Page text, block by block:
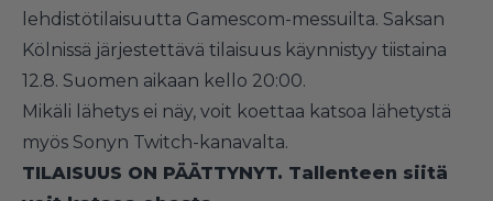
lehdistötilaisuutta Gamescom-messuilta. Saksan
Kölnissä järjestettävä tilaisuus käynnistyy tiistaina
12.8. Suomen aikaan kello 20:00.
Mikäli lähetys ei näy, voit koettaa katsoa lähetystä
myös Sonyn Twitch-kanavalta.
TILAISUUS ON PÄÄTTYNYT. Tallenteen siitä